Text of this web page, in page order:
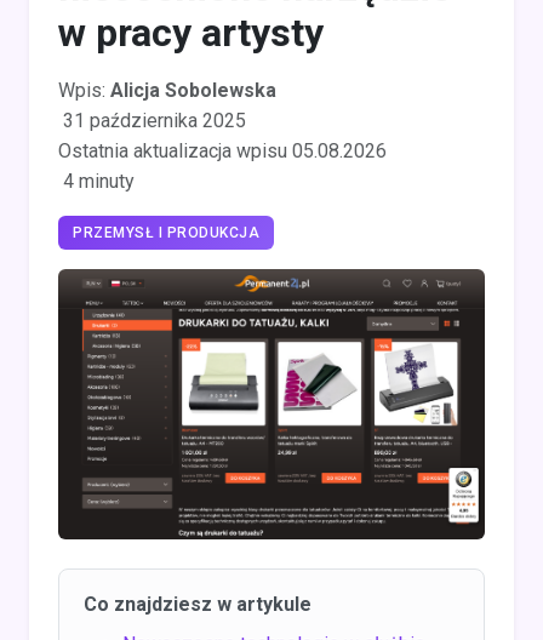
w pracy artysty
Wpis: Alicja Sobolewska
31 października 2025
Ostatnia aktualizacja wpisu 05.08.2026
4 minuty
PRZEMYSŁ I PRODUKCJA
Co znajdziesz w artykule